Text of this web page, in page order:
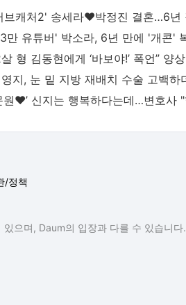
/정책
으며, Daum의 입장과 다를 수 있습니다.